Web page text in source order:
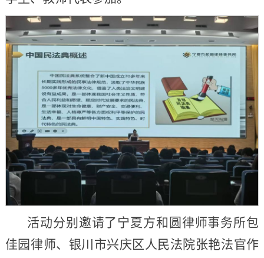
活动分别邀请了宁夏方和圆律师事务所包
佳园律师、银川市兴庆区人民法院张艳法官作